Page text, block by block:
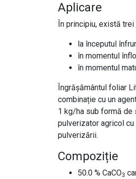
Aplicare
În principiu, există
la începutul
în momentul
în momentul
Îngrășământul foliar
combinație cu un
1 kg/ha sub formă de
pulverizator agricol
pulverizării.
Compoziție
50.0 % CaCO3